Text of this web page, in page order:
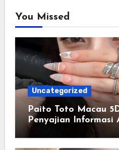
You Missed
Uncategorized
Paito Toto Macau
Penyajian Informasi
Lengkap dan